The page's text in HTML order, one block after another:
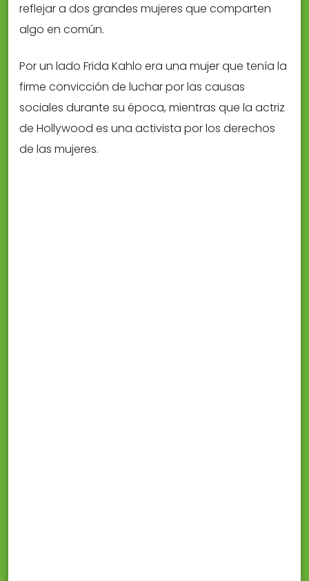
reflejar a dos grandes mujeres que comparten
algo en común.
Por un lado Frida Kahlo era una mujer que tenía la
firme convicción de luchar por las causas
sociales durante su época, mientras que la actriz
de Hollywood es una activista por los derechos
de las mujeres.